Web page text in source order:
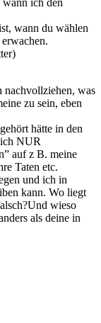
wann du wählen
nachvollziehen, was
zu sein, eben
hätte in den
ich NUR
auf z B. meine
Taten etc.
und ich in
kann. Wo liegt
wieso
als deine in